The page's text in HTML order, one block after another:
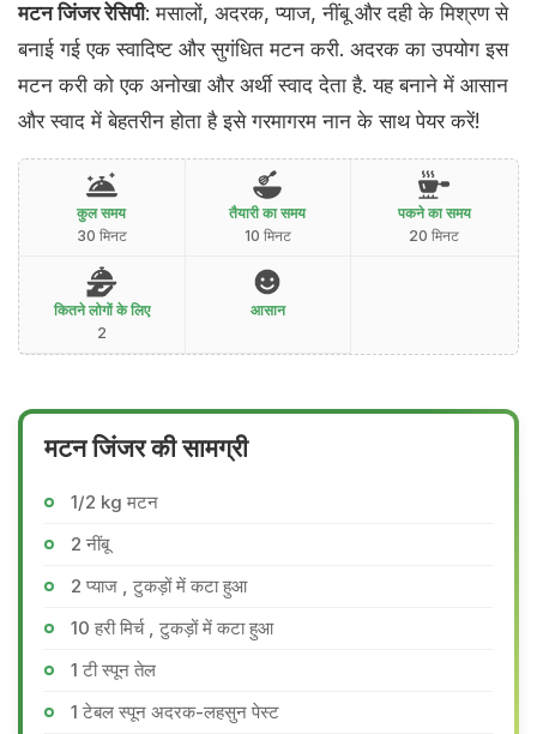
मटन जिंजर रेसिपी: मसालों, अदरक, प्याज, नींबू और दही के मिश्रण से
बनाई गई एक स्वादिष्ट और सुगंधित मटन करी. अदरक का उपयोग इस
मटन करी को एक अनोखा और अर्थी स्वाद देता है. यह बनाने में आसान
और स्वाद में बेहतरीन होता है इसे गरमागरम नान के साथ पेयर करें!
कुल समय
30 मिनट
तैयारी का समय
10 मिनट
पकने का समय
20 मिनट
कितने लोगों के लिए
2
आसान
मटन जिंजर की सामग्री
1/2 kg मटन
2 नींबू
2 प्याज , टुकड़ों में कटा हुआ
10 हरी मिर्च , टुकड़ों में कटा हुआ
1 टी स्पून तेल
1 टेबल स्पून अदरक-लहसुन पेस्ट